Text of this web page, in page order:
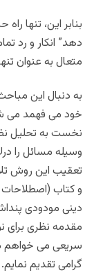
بنابر این، تنها
دهد” انکار و رد
متعال به عنوان
به دنبال این
خود می فهمد می
نخست به تحلیل
وسیله مسائل را
تعقیب این روش
و کتاب (اصطلاحات
دینی مودودی
مقدمه نظری برای
سریعی می خواهم
گرامی تقدیم نمایم.